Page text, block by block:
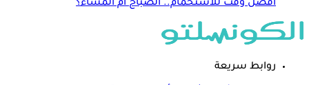
أفضل وقت للاستحمام.. الصباح أم المساء؟
روابط سريعة